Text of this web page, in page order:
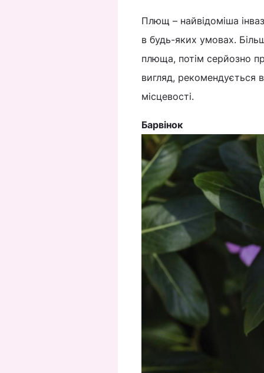
Плющ – найвідоміша
в будь-яких умовах.
плюща, потім серйозно
вигляд, рекомендується
місцевості.
Барвінок